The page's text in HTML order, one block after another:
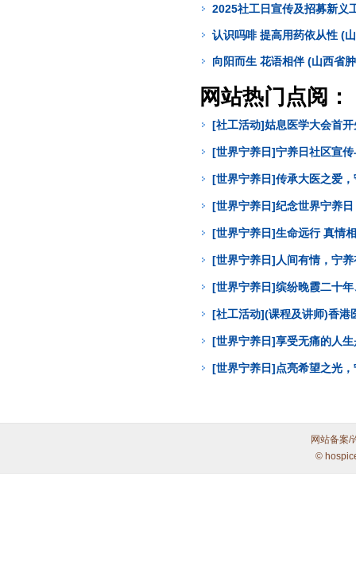
2025社工日宣传及招募新义
认识吗啡 提高用药依从性 (
向阳而生 花语相伴 (山西省
网站热门点阅：
[社工活动]姑息医学大会首
[世界宁养日]宁养日社区宣
[世界宁养日]传承大医之爱
[世界宁养日]纪念世界宁养
[世界宁养日]生命远行 真情
[世界宁养日]人间有情，宁
[世界宁养日]缤纷晚霞二十
[社工活动](课程及讲师)香
[世界宁养日]享受无痛的人
[世界宁养日]点亮希望之光
网站备案/
©